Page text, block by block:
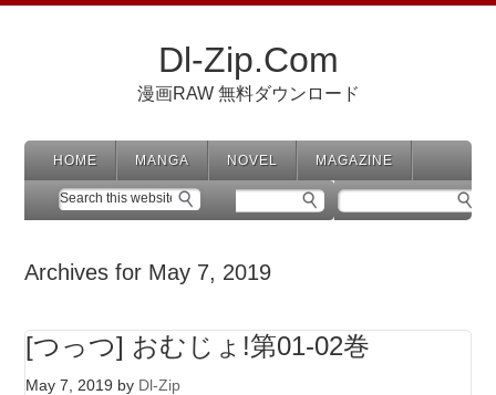
Dl-Zip.Com
漫画RAW 無料ダウンロード
HOME MANGA NOVEL MAGAZINE
Archives for May 7, 2019
[つっつ] おむじょ!第01-02巻
May 7, 2019 by Dl-Zip